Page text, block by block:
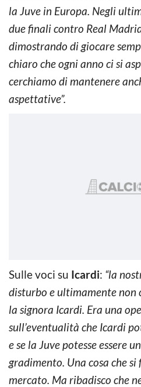
la Juve in Europa. Negli
due finali contro Real
dimostrando di giocare
chiaro che ogni anno ci si
cerchiamo di mantenere
aspettative”.
Sulle voci su Icardi: “la
disturbo e ultimamente non
la signora Icardi. Era una
sull’eventualità che Icardi
e se la Juve potesse essere
gradimento. Una cosa che
mercato. Ma ribadisco che